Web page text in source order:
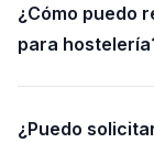
¿Cómo puedo
para
¿Puedo